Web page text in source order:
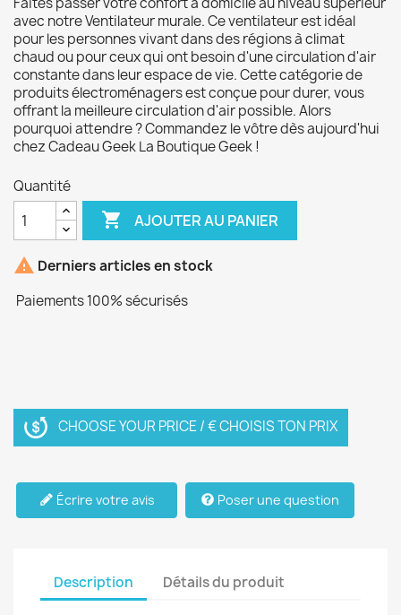
avec notre Ventilateur murale. Ce ventilateur est idéal
pour les personnes vivant dans des régions à climat
chaud ou pour ceux qui ont besoin d'une circulation d'air
constante dans leur espace de vie. Cette catégorie de
produits électroménagers est conçue pour durer, vous
offrant la meilleure circulation d'air possible. Alors
pourquoi attendre ? Commandez le vôtre dès aujourd'hui
chez Cadeau Geek La Boutique Geek !
Quantité
 AJOUTER AU PANIER
 Derniers articles en stock
Paiements 100% sécurisés
CHOOSE YOUR PRICE / € CHOISIS TON PRIX
Écrire votre avis Poser une question
Description Détails du produit